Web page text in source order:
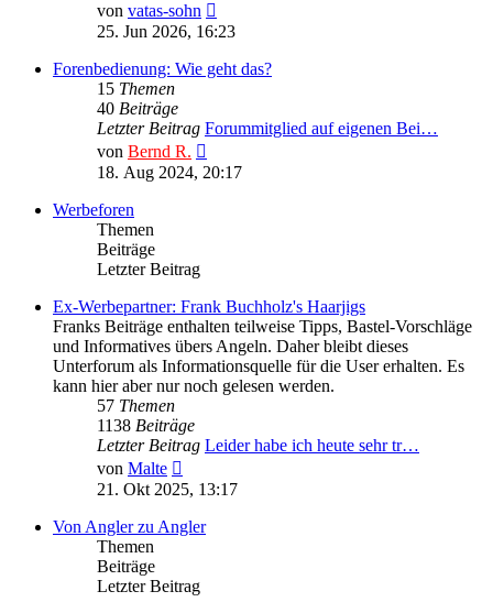
von vatas-sohn
Beitrag
25. Jun 2026, 16:23
Forenbedienung: Wie geht das?
15 Themen
40 Beiträge
Letzter Beitrag Forummitglied auf eigenen Bei…
von Bernd R.
Beitrag
18. Aug 2024, 20:17
Werbeforen
Themen
Beiträge
Letzter Beitrag
Ex-Werbepartner: Frank Buchholz's Haarjigs
Franks Beiträge enthalten teilweise Tipps, Bastel-Vorschläge
und Informatives übers Angeln. Daher bleibt dieses
Unterforum als Informationsquelle für die User erhalten. Es
kann hier aber nur noch gelesen werden.
57 Themen
1138 Beiträge
Letzter Beitrag Leider habe ich heute sehr tr…
von Malte
Beitrag
21. Okt 2025, 13:17
Von Angler zu Angler
Themen
Beiträge
Letzter Beitrag